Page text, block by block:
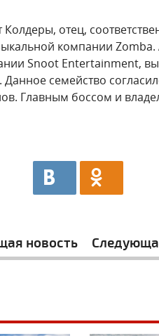
отец,
компании
Snoot Entertainment,
семейство
Главным боссом и
новость